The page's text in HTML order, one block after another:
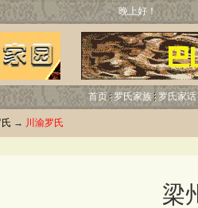
晚上好！
首页 罗氏家族 罗氏家话
→ 川渝罗氏
梁